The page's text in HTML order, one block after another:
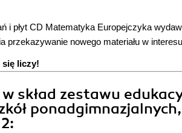
i płyt CD Matematyka Europejczyka
przekazywanie nowego materiału w
liczy!
skład zestawu